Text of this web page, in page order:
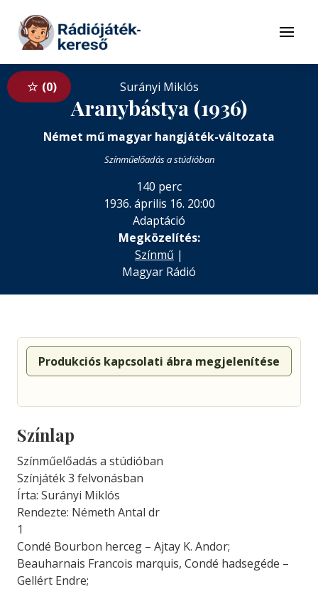
Tovább a tartalomhoz
Menü
0 Surányi Miklós
Aranybástya (1936)
Német mű magyar hangjáték-változata
Színműelőadás a stúdióban
140 perc
1936. április 16. 20:00
Adaptáció
Megközelítés:
Színmű |
Magyar Rádió
Produkciós kapcsolati ábra megjelenítése
Színlap
Színműelőadás a stúdióban
Színjáték 3 felvonásban
Írta: Surányi Miklós
Rendezte: Németh Antal dr
1
Condé Bourbon herceg – Ajtay K. Andor;
Beauharnais Francois marquis, Condé hadsegéde –
Gellért Endre;